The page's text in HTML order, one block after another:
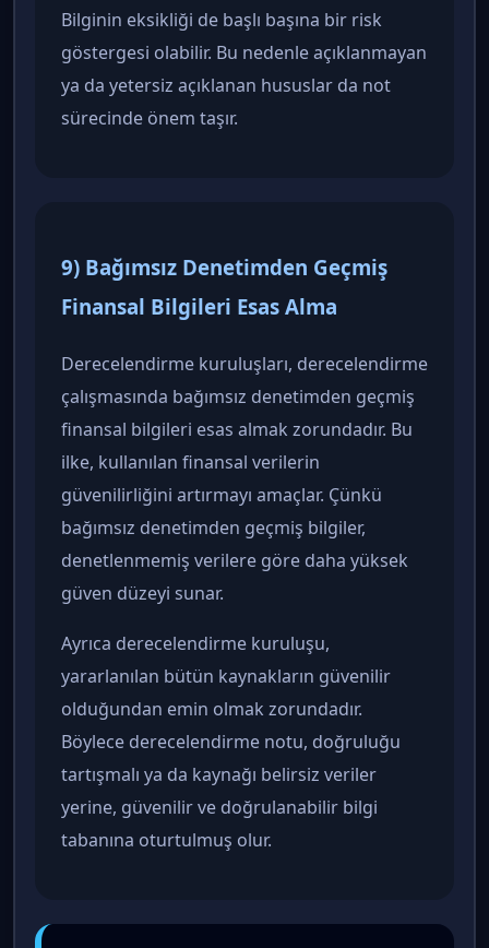
Bilginin eksikliği de başlı başına bir risk
göstergesi olabilir. Bu nedenle açıklanmayan
ya da yetersiz açıklanan hususlar da not
sürecinde önem taşır.
9) Bağımsız Denetimden Geçmiş
Finansal Bilgileri Esas Alma
Derecelendirme kuruluşları, derecelendirme
çalışmasında bağımsız denetimden geçmiş
finansal bilgileri esas almak zorundadır. Bu
ilke, kullanılan finansal verilerin
güvenilirliğini artırmayı amaçlar. Çünkü
bağımsız denetimden geçmiş bilgiler,
denetlenmemiş verilere göre daha yüksek
güven düzeyi sunar.
Ayrıca derecelendirme kuruluşu,
yararlanılan bütün kaynakların güvenilir
olduğundan emin olmak zorundadır.
Böylece derecelendirme notu, doğruluğu
tartışmalı ya da kaynağı belirsiz veriler
yerine, güvenilir ve doğrulanabilir bilgi
tabanına oturtulmuş olur.